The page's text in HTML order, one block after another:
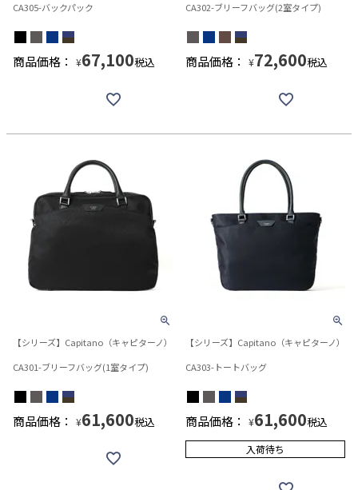
CA305-バックパック
商品価格： ¥67,100税込
CA302-ブリーフバッグ(2室タイプ)
商品価格： ¥72,600税込
【シリーズ】Capitano（キャピターノ）
CA301-ブリーフバッグ(1室タイプ)
商品価格： ¥61,600税込
【シリーズ】Capitano（キャピターノ）
CA303-トートバッグ
商品価格： ¥61,600税込
入荷待ち